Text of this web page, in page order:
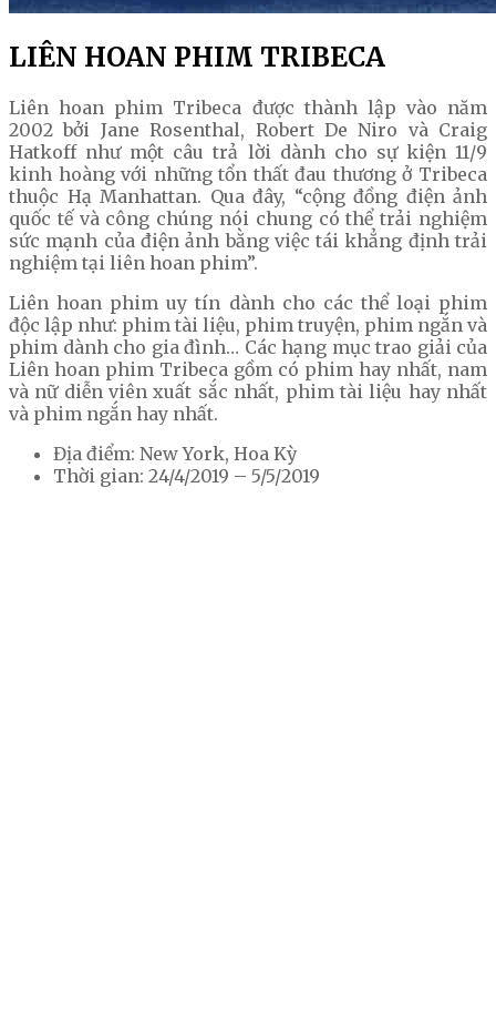
LIÊN HOAN PHIM TRIBECA
Liên hoan phim Tribeca được thành lập vào năm
2002 bởi Jane Rosenthal, Robert De Niro và Craig
Hatkoff như một câu trả lời dành cho sự kiện 11/9
kinh hoàng với những tổn thất đau thương ở Tribeca
thuộc Hạ Manhattan. Qua đây, “cộng đồng điện ảnh
quốc tế và công chúng nói chung có thể trải nghiệm
sức mạnh của điện ảnh bằng việc tái khẳng định trải
nghiệm tại liên hoan phim”.
Liên hoan phim uy tín dành cho các thể loại phim
độc lập như: phim tài liệu, phim truyện, phim ngắn và
phim dành cho gia đình… Các hạng mục trao giải của
Liên hoan phim Tribeca gồm có phim hay nhất, nam
và nữ diễn viên xuất sắc nhất, phim tài liệu hay nhất
và phim ngắn hay nhất.
Địa điểm: New York, Hoa Kỳ
Thời gian: 24/4/2019 – 5/5/2019